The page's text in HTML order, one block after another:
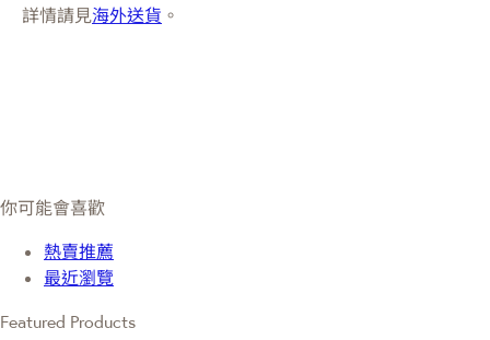
詳情請見海外送貨 。
你可能會喜歡
熱賣推薦
最近瀏覽
Featured Products